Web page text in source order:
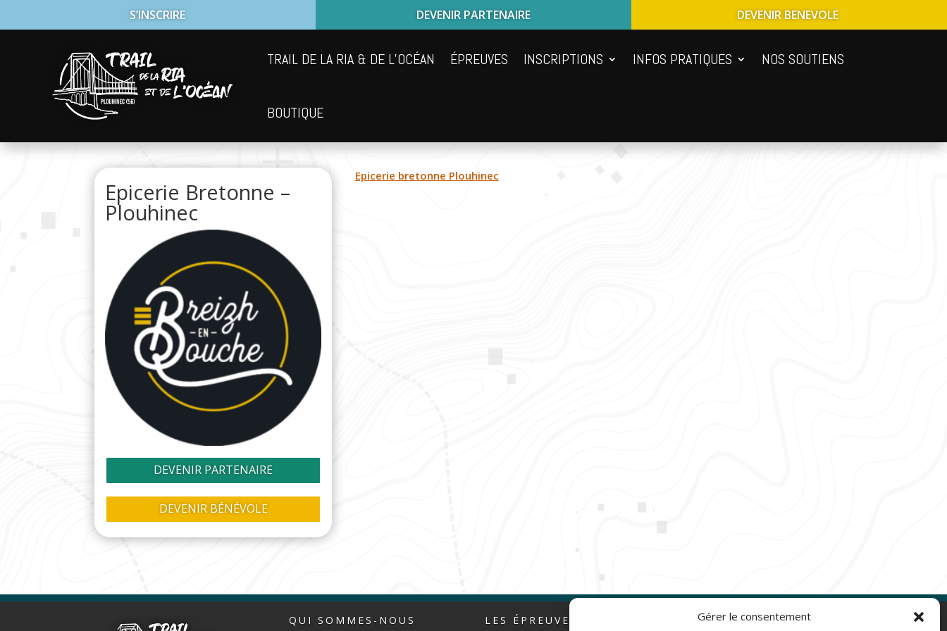
Gérer le consentement
S’INSCRIRE DEVENIR PARTENAIRE DEVENIR BENEVOLE
TRAIL DE LA RIA & DE L’OCÉAN ÉPREUVES INSCRIPTIONS INFOS PRATIQUES NOS SOUTIENS
BOUTIQUE
Epicerie Bretonne –
Plouhinec
DEVENIR PARTENAIRE
DEVENIR BÉNÉVOLE
Epicerie bretonne Plouhinec
QUI SOMMES-NOUS LES ÉPREUVES NAVIGATION